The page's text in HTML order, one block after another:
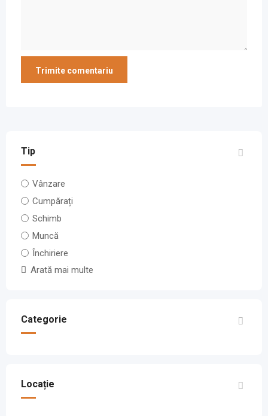
Tip
Vânzare
Cumpărați
Schimb
Muncă
Închiriere
Arată mai multe
Categorie
Locație